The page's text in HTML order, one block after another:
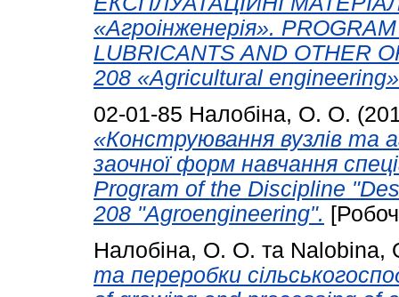
«Агроінженерія».
LUBRICANTS AND OTHER
208 «Agricultural
02-01-85 Налобіна, О. О.
«Конструювання вузлів та
заочної форм навчання
Program of the Discipline
208 "Agroengineering".
Налобіна, О. О. та Nalobina,
та переробки